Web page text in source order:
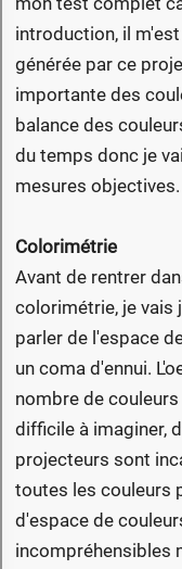
introduction, il
générée par ce
importante des
balance des
du temps donc je
mesures objectives.
Colorimétrie
Avant de rentrer
colorimétrie, je vais
parler de l'espace
un coma d'ennui.
nombre de
difficile à imaginer,
projecteurs sont
toutes les couleurs
d'espace de
incompréhensibles